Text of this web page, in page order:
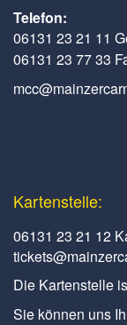
Telefon:
06131 23 21 11
06131 23 77 33
Kartenstelle:
06131 23 21 12
Die Kartenstelle
Sie können uns